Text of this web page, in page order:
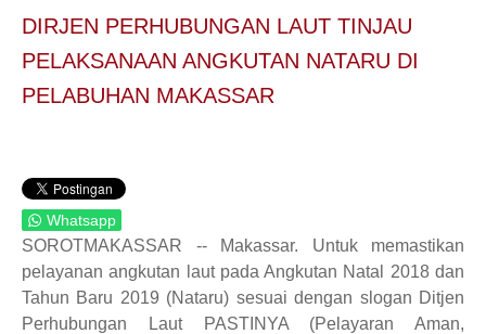
DIRJEN PERHUBUNGAN LAUT TINJAU
PELAKSANAAN ANGKUTAN NATARU DI
PELABUHAN MAKASSAR
Whatsapp
SOROTMAKASSAR -- Makassar. Untuk memastikan
pelayanan angkutan laut pada Angkutan Natal 2018 dan
Tahun Baru 2019 (Nataru) sesuai dengan slogan Ditjen
Perhubungan Laut PASTINYA (Pelayaran Aman,